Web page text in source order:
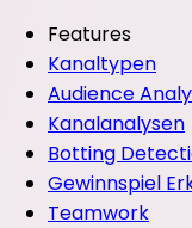
Features
Kanaltypen
Audience
Kanalanalysen
Botting
Gewinnspiel
Teamwork